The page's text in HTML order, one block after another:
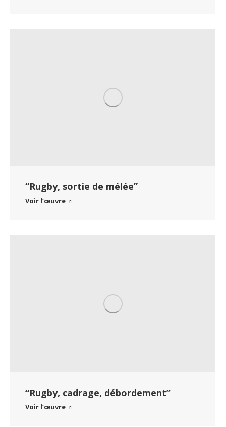
“Rugby, sortie de mélée”
Voir l’œuvre
“Rugby, cadrage, débordement”
Voir l’œuvre